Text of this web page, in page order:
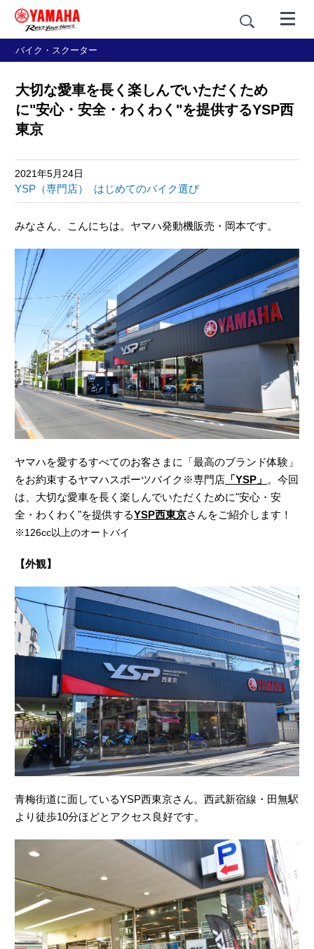
バイク・スクーター
大切な愛車を長く楽しんでいただくため
に"安心・安全・わくわく"を提供するYSP西
東京
2021年5月24日
YSP（専門店） はじめてのバイク選び
みなさん、こんにちは。ヤマハ発動機販売・岡本です。
ヤマハを愛するすべてのお客さまに「最高のブランド体験」
をお約束するヤマハスポーツバイク※専門店 「YSP」 。今回
は、大切な愛車を長く楽しんでいただくために"安心・安
全・わくわく"を提供するYSP西東京さんをご紹介します！
※126cc以上のオートバイ
【外観】
青梅街道に面しているYSP西東京さん。西武新宿線・田無駅
より徒歩10分ほどとアクセス良好です。